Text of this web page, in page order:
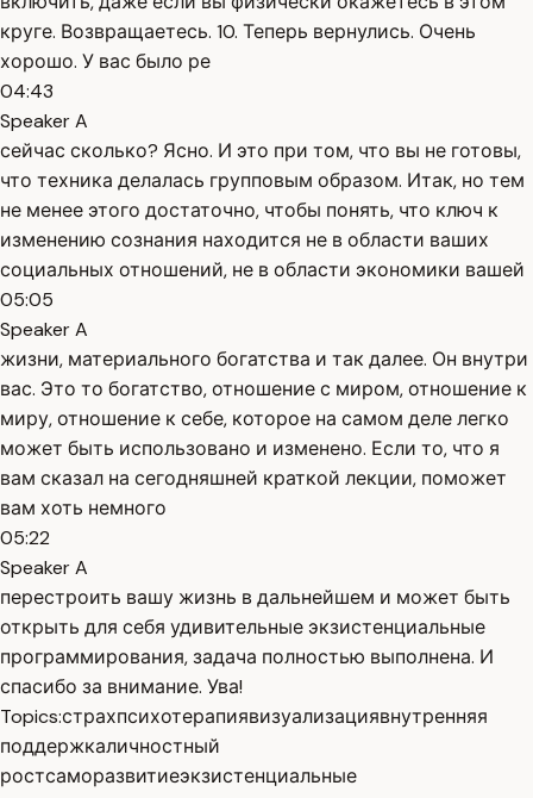
круге. Возвращаетесь. 10. Теперь вернулись. Очень
хорошо. У вас было ре
04:43
Speaker A
сейчас сколько? Ясно. И это при том, что вы не готовы,
что техника делалась групповым образом. Итак, но тем
не менее этого достаточно, чтобы понять, что ключ к
изменению сознания находится не в области ваших
социальных отношений, не в области экономики вашей
05:05
Speaker A
жизни, материального богатства и так далее. Он внутри
вас. Это то богатство, отношение с миром, отношение к
миру, отношение к себе, которое на самом деле легко
может быть использовано и изменено. Если то, что я
вам сказал на сегодняшней краткой лекции, поможет
вам хоть немного
05:22
Speaker A
перестроить вашу жизнь в дальнейшем и может быть
открыть для себя удивительные экзистенциальные
программирования, задача полностью выполнена. И
спасибо за внимание. Ува!
Topics:страхпсихотерапиявизуализациявнутренняя
поддержкаличностный
ростсаморазвитиеэкзистенциальные